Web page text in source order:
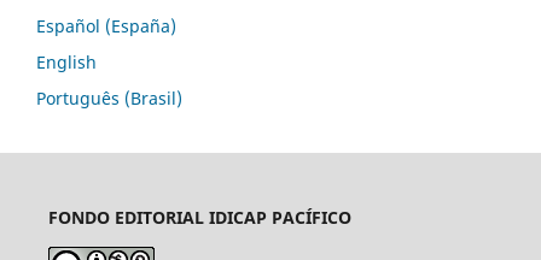
Español (España)
English
Português (Brasil)
FONDO EDITORIAL IDICAP PACÍFICO